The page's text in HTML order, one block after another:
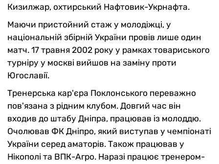
Кизилжар, охтирський Нафтовик-Укрнафта.
Маючи пристойний стаж у молодіжці, у
національній збірній України провів лише один
матч. 17 травня 2002 року у рамках товариського
турніру у москві вийшов на заміну проти
Югославії.
Тренерська кар'єра Поклонського переважно
пов'язана з рідним клубом. Довгий час він
входив до штабу Дніпра, працював із молоддю.
Очолював ФК Дніпро, який виступав у чемпіонаті
України серед аматорів. Також працював у
Нікополі та ВПК-Агро. Наразі працює тренером-